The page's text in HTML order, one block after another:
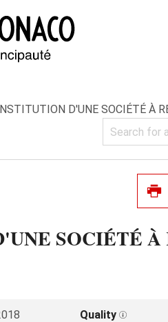
D'UNE SOCIÉTÉ À
SOCIÉTÉ
Quality